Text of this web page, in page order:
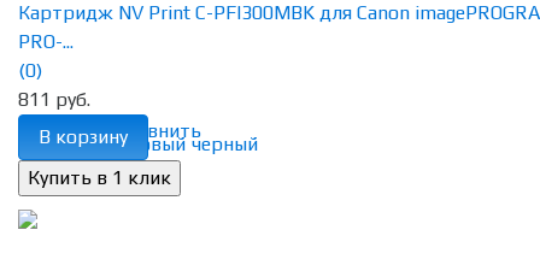
избранное сравнить
Картридж NV Print C-PFI300MBK для Canon
PRO-...
(0)
811 руб.
В корзину